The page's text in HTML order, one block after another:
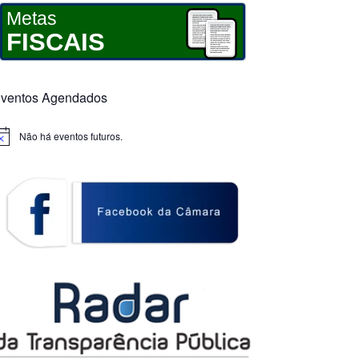
Metas
FISCAIS
Agendados
Não há eventos futuros.